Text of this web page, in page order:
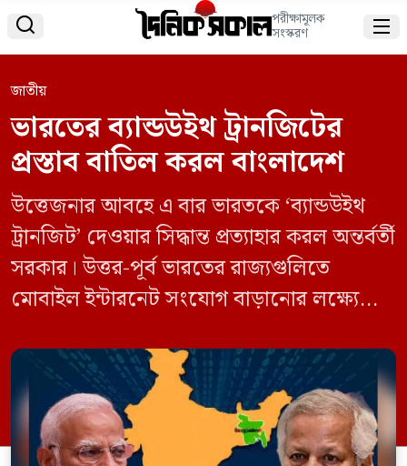
 পরীক্ষামূলক
সংস্করণ 
জাতীয়
ভারতের ব্যান্ডউইথ ট্রানজিটের
প্রস্তাব বাতিল করল বাংলাদেশ
উত্তেজনার আবহে এ বার ভারতকে ‘ব্যান্ডউইথ
ট্রানজিট’ দেওয়ার সিদ্ধান্ত প্রত্যাহার করল অন্তর্বর্তী
সরকার। উত্তর-পূর্ব ভারতের রাজ্যগুলিতে
মোবাইল ইন্টারনেট সংযোগ বাড়ানোর লক্ষ্যে
ট্রানজিট’ সুবিধার জন্য আবেদন জানিয়েছিল
নয়াদিল্লি। কিন্তু সেই প্রস্তাব নাকচ করে দিয়েছে
‘বাংলাদেশ টেলিকমিউনিকেশন রেগুলেটরি
কমিশন’ (বিটিআরসি)। প্রসঙ্গত, প্রতি সেকেন্ডে